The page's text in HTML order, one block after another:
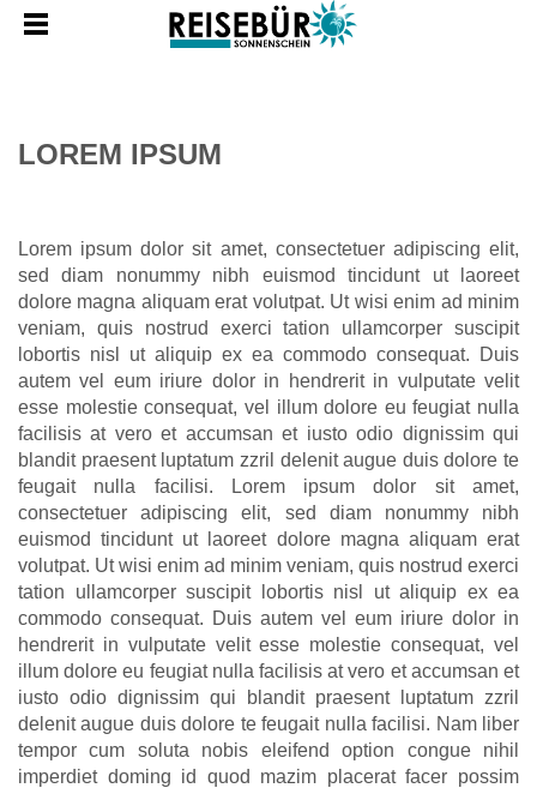
LOREM IPSUM
Lorem ipsum dolor sit amet, consectetuer adipiscing elit,
sed diam nonummy nibh euismod tincidunt ut laoreet
dolore magna aliquam erat volutpat. Ut wisi enim ad minim
veniam, quis nostrud exerci tation ullamcorper suscipit
lobortis nisl ut aliquip ex ea commodo consequat. Duis
autem vel eum iriure dolor in hendrerit in vulputate velit
esse molestie consequat, vel illum dolore eu feugiat nulla
facilisis at vero et accumsan et iusto odio dignissim qui
blandit praesent luptatum zzril delenit augue duis dolore te
feugait nulla facilisi. Lorem ipsum dolor sit amet,
consectetuer adipiscing elit, sed diam nonummy nibh
euismod tincidunt ut laoreet dolore magna aliquam erat
volutpat. Ut wisi enim ad minim veniam, quis nostrud exerci
tation ullamcorper suscipit lobortis nisl ut aliquip ex ea
commodo consequat. Duis autem vel eum iriure dolor in
hendrerit in vulputate velit esse molestie consequat, vel
illum dolore eu feugiat nulla facilisis at vero et accumsan et
iusto odio dignissim qui blandit praesent luptatum zzril
delenit augue duis dolore te feugait nulla facilisi. Nam liber
tempor cum soluta nobis eleifend option congue nihil
imperdiet doming id quod mazim placerat facer possim